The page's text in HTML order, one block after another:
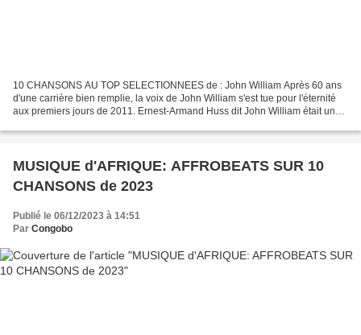
10 CHANSONS AU TOP SELECTIONNEES de : John William Après 60 ans
d'une carrière bien remplie, la voix de John William s'est tue pour l'éternité
aux premiers jours de 2011. Ernest-Armand Huss dit John William était un
MUSIQUE d'AFRIQUE: AFFROBEATS SUR 10
CHANSONS de 2023
Publié le 06/12/2023 à 14:51
Par Congobo